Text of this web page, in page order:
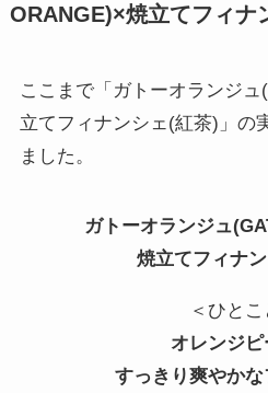
ORANGE)×焼立てフィナ
ここまで「ガトーオランジ
立てフィナンシェ(紅茶)」の
ました。
ガトーオランジュ
焼立てフィナ
＜ひとこ
オレンジ
すっきり爽やか